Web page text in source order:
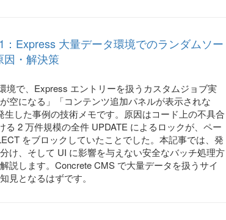
Express 大量データ環境でのランダムソー
因・解決策
境で、Express エントリーを扱うカスタムジョブ実
空になる」「コンテンツ追加パネルが表示されな
生した事例の技術メモです。原因はコード上の不具合
る 2 万件規模の全件 UPDATE によるロックが、ペー
をブロックしていたことでした。本記事では、発
け、そして UI に影響を与えない安全なバッチ処理方
説します。Concrete CMS で大量データを扱うサイ
見となるはずです。